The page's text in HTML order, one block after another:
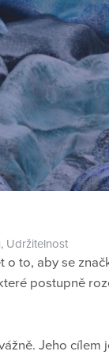
, Udržitelnost
to, aby se
postupně
Jeho cílem